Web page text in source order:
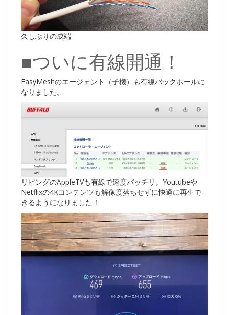
久しぶりの成端
■ついに有線開通！
EasyMeshのエージェント（子機）も有線バックホールに
なりました。
リビングのAppleTVも有線で速度バッチリ。Youtubeや
Netflixの4Kコンテンツも解像度落ちせずに快適に再生で
きるようになりました！